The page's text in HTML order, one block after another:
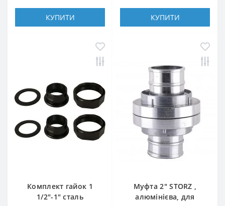
КУПИТИ КУПИТИ
Комплект гайок 1
1/2″-1″ сталь
Муфта 2″ STORZ ,
алюмінієва, для